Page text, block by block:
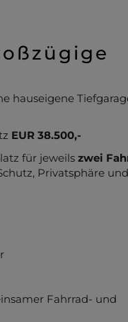
hauseigene
EUR 38.500,-
für jeweils zwei
Privatsphäre
Fahrrad- und